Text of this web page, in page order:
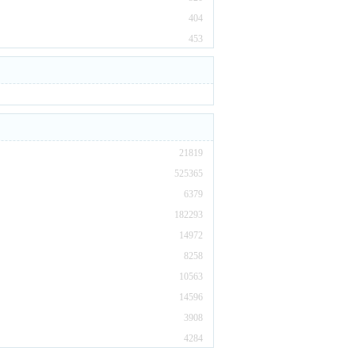
404
453
21819
525365
6379
182293
14972
8258
10563
14596
3908
4284